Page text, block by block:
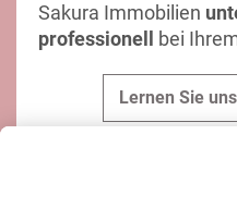
Sakura Immobilien
professionell
bei
Lernen Sie